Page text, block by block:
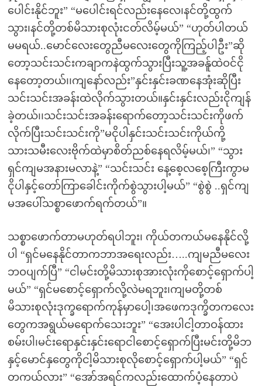
ပေါင်းနိုင်ဘူး” “မပေါင်းရင်လည်းနေလေ၊နင်တို့ထွက်
သွား၊နင်တို့တစ်မိသားစုလုံးငတ်လိမ့်မယ်” “ဟုတ်ပါတယ်
မမရယ်..မောင်လေးတွေညီမလေးတွေကိုကြည့်ပါဦး”ဆို
တော့သင်းသင်းကချာကနဲထွက်သွားပြီးသူ့အခန်ူထဲဝင်ငို
နေတော့တယ်၊၊ကျနော်လည်း”နှင်းနှင်းခဏနေအုံးဆိုပြီး
သင်းသင်းအခန်းထဲလိုက်သွားတယ်။နှင်းနှင်းလည်းငိုကျန်
ခဲ့တယ်၊၊သင်းသင်းအခန်းရောက်တော့သင်းသင်းကိုဖက်
လိုက်ပြီးသင်းသင်းကို”မငိုပါနှင်းသင်းသင်းကိုယ်ကို့
သားသမီးလေးဗိုက်ထဲမှာစိတ်ညစ်နေရလိမ့်မယ်၊” “သွား
ရှင်ကျမအနားမလာနဲ့” “သင်းသင်း နေ့စေ့လစေ့ကြီးကွာမ
ငိုပါနှင့်တော်ကြာခေါင်းကိုက်စွဲသွားပါ့မယ်” “စွဲစွဲ ..ရှင်ကျ
မအပေါ်သစ္စာဖောက်ရက်တယ်”။
သစ္စာဖောက်တာမဟုတ်ရပါဘူး၊ ကိုယ်တကယ်မနေနိုင်လို့
ပါ “ရှင်မနေနိုင်တာကဘာအရေးလည်း…..ကျမညီမလေး
ဘဝပျက်ပြီ” “ငါမင်းတို့မိသားစုအားလုံးကိုစောင့်ရှောက်ပါ့
မယ်” “ရှင်မစောင့်ရှောက်လို့လဲမရဘူး၊ကျမတို့တစ်
မိသားစုလုံးဒုက္ခရောက်ကုန်မှာပေါ့၊အဖေကဒုက္ခိတကလေး
တွေကအရွယ်မရောက်သေးဘူး” “အေးပါငါ့တာဝန်ထား
စမ်းပါ၊မင်းရောနှင်းနှင်းရောငါစောင့်ရှောက်ပြီးမင်းတို့မိဘ
နှင့်မောင်နှတွေကိုငါ့မိသားစုလိုစောင့်ရှောက်ပါ့မယ်” “ရှင်
တကယ်လား” “အော်အရင်ကလည်းထောက်ပံ့နေတာပဲ